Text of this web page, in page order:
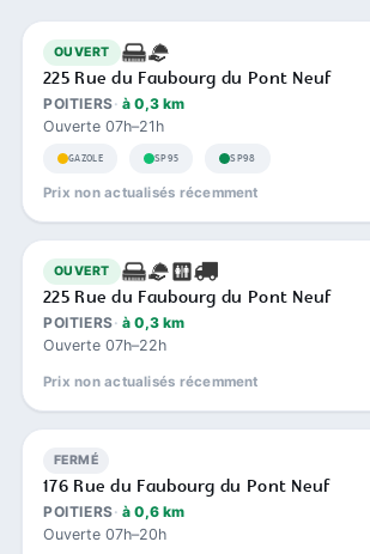
OUVERT
225 Rue du Faubourg du Pont Neuf
POITIERS à 0,3 km
Ouverte 07h–21h
GAZOLE SP95 SP98
Prix non actualisés récemment
OUVERT
225 Rue du Faubourg du Pont Neuf
POITIERS à 0,3 km
Ouverte 07h–22h
Prix non actualisés récemment
FERMÉ
176 Rue du Faubourg du Pont Neuf
POITIERS à 0,6 km
Ouverte 07h–20h